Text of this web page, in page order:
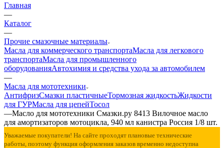
Главная
—
Каталог
—
Прочие смазочные материалы
Масла для коммерческого транспортаМасла для легкового
транспортаМасла для промышленного
оборудованияАвтохимия и средства ухода за автомобилем
—
Масла для мототехники
АнтифризСмазки пластичныеТормозная жидкостьЖидкости
для ГУРМасла для цепейТосол
—Масло для мототехники Смазки.ру 8413 Вилочное масло
для амортизаторов мотоцикла, 940 мл канистра Россия 1/8 шт.
Уважаемые покупатели! На сайте проходят плановые технические
работы, поэтому функция оформления заказов временно недоступна